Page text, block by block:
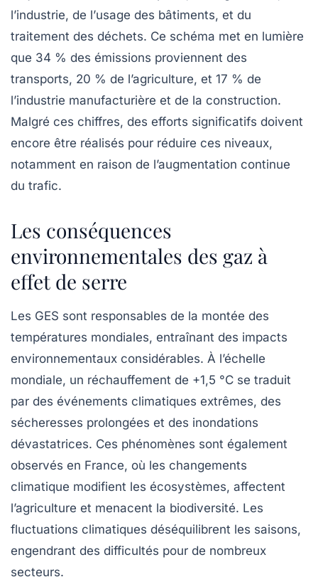
l’industrie, de l’usage des bâtiments, et du
traitement des déchets. Ce schéma met en lumière
que 34 % des émissions proviennent des
transports, 20 % de l’agriculture, et 17 % de
l’industrie manufacturière et de la construction.
Malgré ces chiffres, des efforts significatifs doivent
encore être réalisés pour réduire ces niveaux,
notamment en raison de l’augmentation continue
du trafic.
Les conséquences
environnementales des gaz à
effet de serre
Les GES sont responsables de la montée des
températures mondiales, entraînant des impacts
environnementaux considérables. À l’échelle
mondiale, un réchauffement de +1,5 °C se traduit
par des événements climatiques extrêmes, des
sécheresses prolongées et des inondations
dévastatrices. Ces phénomènes sont également
observés en France, où les changements
climatique modifient les écosystèmes, affectent
l’agriculture et menacent la biodiversité. Les
fluctuations climatiques déséquilibrent les saisons,
engendrant des difficultés pour de nombreux
secteurs.